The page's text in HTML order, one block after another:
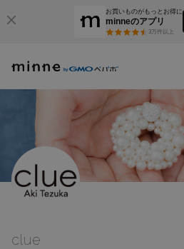
お買いものがもっとお得に
minneのアプリ
3万件以上
clue